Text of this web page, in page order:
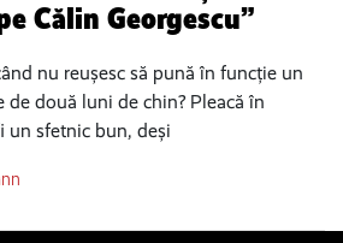
Călin Georgescu”
nu reușesc să pună în funcție un
două luni de chin? Pleacă în
un sfetnic bun, deși